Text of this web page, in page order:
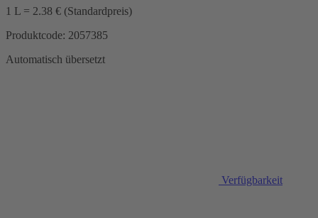
1 L = 2.38 € (Standardpreis)
Produktcode: 2057385
Automatisch übersetzt
Verfügbarkeit